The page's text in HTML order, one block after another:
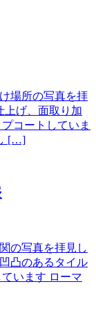
場所の写真を拝
げ、面取り加
コートしていま
[…]
の写真を拝見し
凸のあるタイル
います ローマ